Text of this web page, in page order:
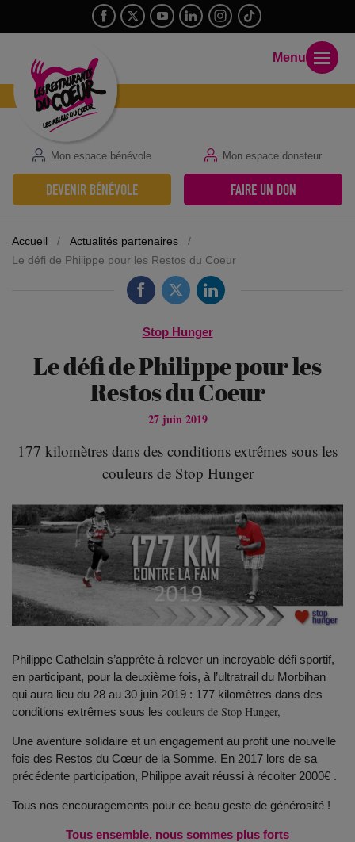
Mon espace bénévole Mon espace donateur
DEVENIR BÉNÉVOLE FAIRE UN DON
Menu
Accueil / Actualités partenaires
/
Le défi de Philippe pour les Restos du Coeur
Stop Hunger
Le défi de Philippe pour les
Restos du Coeur
27 juin 2019
177 kilomètres dans des conditions extrêmes sous les
couleurs de Stop Hunger
Philippe Cathelain s’apprête à relever un incroyable défi sportif,
en participant, pour la deuxième fois, à l’ultratrail du Morbihan
qui aura lieu du 28 au 30 juin 2019 : 177 kilomètres dans des
conditions extrêmes sous les couleurs de Stop Hunger,
Une aventure solidaire et un engagement au profit une nouvelle
fois des Restos du Cœur de la Somme. En 2017 lors de sa
précédente participation, Philippe avait réussi à récolter 2000€ .
Tous nos encouragements pour ce beau geste de générosité !
Tous ensemble, nous sommes plus forts